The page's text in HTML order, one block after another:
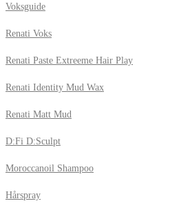
Voksguide
Renati Voks
Renati Paste Extreeme Hair Play
Renati Identity Mud Wax
Renati Matt Mud
D:Fi D:Sculpt
Moroccanoil Shampoo
Hårspray